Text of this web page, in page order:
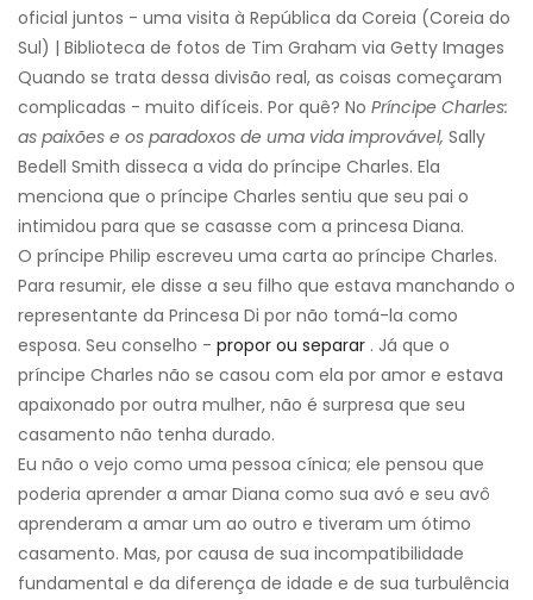
oficial juntos - uma visita à República da Coreia (Coreia do
Sul) | Biblioteca de fotos de Tim Graham via Getty Images
Quando se trata dessa divisão real, as coisas começaram
complicadas - muito difíceis. Por quê? No Príncipe Charles:
as paixões e os paradoxos de uma vida improvável, Sally
Bedell Smith disseca a vida do príncipe Charles. Ela
menciona que o príncipe Charles sentiu que seu pai o
intimidou para que se casasse com a princesa Diana.
O príncipe Philip escreveu uma carta ao príncipe Charles.
Para resumir, ele disse a seu filho que estava manchando o
representante da Princesa Di por não tomá-la como
esposa. Seu conselho - propor ou separar . Já que o
príncipe Charles não se casou com ela por amor e estava
apaixonado por outra mulher, não é surpresa que seu
casamento não tenha durado.
Eu não o vejo como uma pessoa cínica; ele pensou que
poderia aprender a amar Diana como sua avó e seu avô
aprenderam a amar um ao outro e tiveram um ótimo
casamento. Mas, por causa de sua incompatibilidade
fundamental e da diferença de idade e de sua turbulência